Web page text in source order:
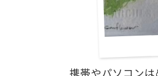
携帯やパソコンは